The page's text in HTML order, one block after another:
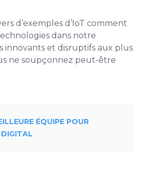
d’exemples d’IoT comment
dans notre
innovants et disruptifs aux plus
ne soupçonnez peut-être
ÉQUIPE POUR